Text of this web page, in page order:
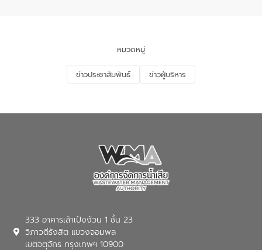
ด้านน้ำของประเทศ และเตรียมความพร้อม
รองรับการเติบโตของเมือง รวมถึงการ
ลงทุนในอุตสาหกรรมแห่งอนาคต ตลอดจน
มุ่งตอบโจทย์ความท้าทายจากวิกฤตการ
ในครั้งนี้เป็นการดึงจุดแข็งและความ
(อจน.) มาผสานกับประสบการณ์และ
เทคโนโลยีโครงข่ายน้ำครบวงจรในพื้นที่ EEC
ของอีสท์ วอเตอร์ เพื่อร่วมกันศึกษา
เทคโนโลยีการปรับปรุงคุณภาพน้ำ (Water
Reuse) และพัฒนารูปแบบการดำเนินงาน
ใช้น้ำที่พุ่งสูงขึ้นจากการขยายตัวของ
การองค์การจัดการน้ำเสีย กล่าวถึงภารกิจ
หมวดหมู่
ข่าวประชาสัมพันธ์ ข่าวผู้บริหาร
333 อาคารเล้าเป้งง้วน 1 ชั้น 23
วิภาวดีรังสิต แขวงจอมพล
เขตจตุจักร กรุงเทพฯ 10900